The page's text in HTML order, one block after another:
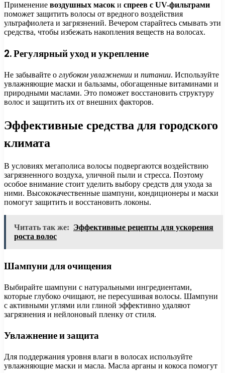
Применение воздушных масок и спреев с UV-фильтрами
поможет защитить волосы от вредного воздействия
ультрафиолета и загрязнений. Вечером старайтесь смывать эти
средства, чтобы избежать накопления веществ на волосах.
2. Регулярный уход и укрепление
Не забывайте о глубоком увлажнении и питании. Используйте
увлажняющие маски и бальзамы, обогащенные витаминами и
природными маслами. Это поможет восстановить структуру
волос и защитить их от внешних факторов.
Эффективные средства для городского
климата
В условиях мегаполиса волосы подвергаются воздействию
загрязненного воздуха, уличной пыли и стресса. Поэтому
особое внимание стоит уделить выбору средств для ухода за
ними. Высококачественные шампуни, кондиционеры и маски
помогут защитить и восстановить локоны.
Читать так же: Эффективные рецепты для ускорения
роста волос
Шампуни для очищения
Выбирайте шампуни с натуральными ингредиентами,
которые глубоко очищают, не пересушивая волосы. Шампуни
с активными углями или глиной эффективно удаляют
загрязнения и нейлоновый пленку от стиля.
Увлажнение и защита
Для поддержания уровня влаги в волосах используйте
увлажняющие маски и масла. Масла арганы и кокоса помогут